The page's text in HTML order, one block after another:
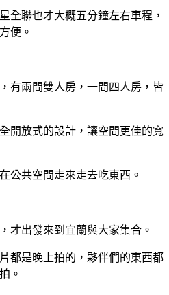
全聯也才大概五分鐘左右車程，
便。
有兩間雙人房，一間四人房，皆
開放式的設計，讓空間更佳的寬
公共空間走來走去吃東西。
才出發來到宜蘭與大家集合。
都是晚上拍的，夥伴們的東西都
。